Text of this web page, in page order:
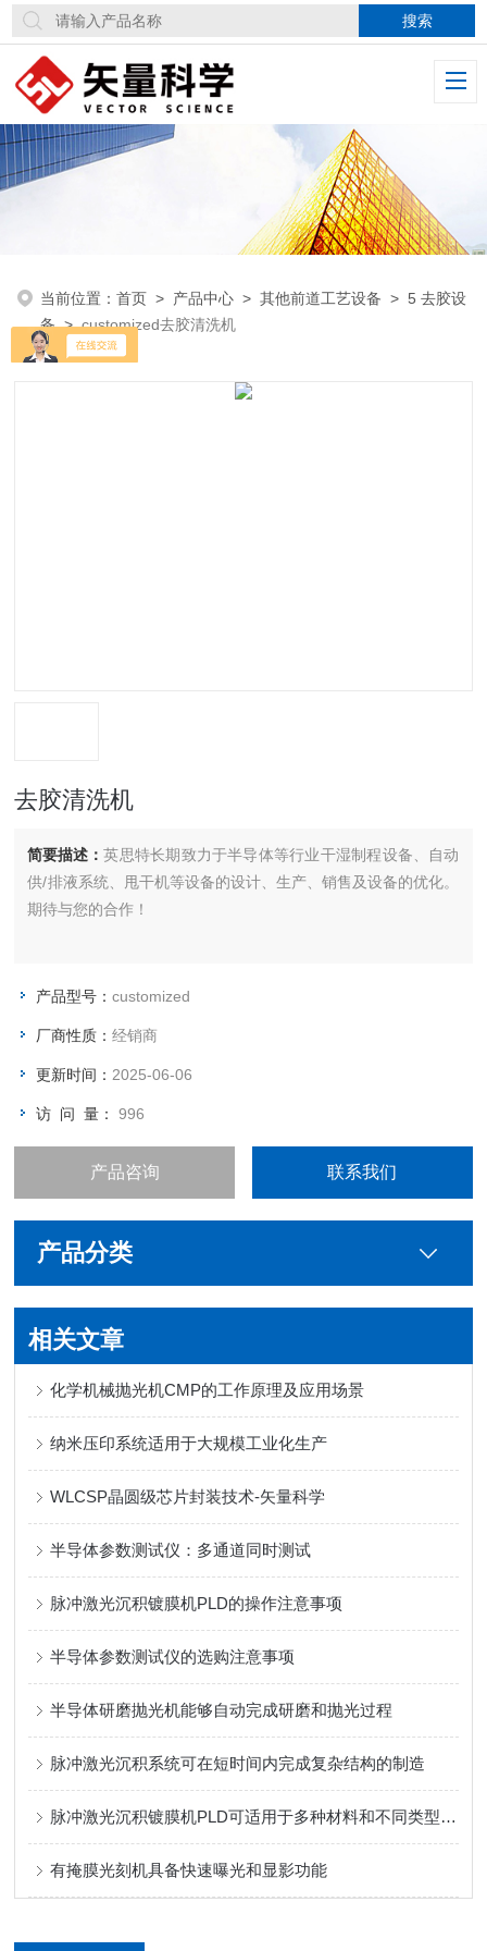
当前位置：首页 > 产品中心 >其他前道工艺设备 >5 去胶设
备>customized去胶清洗机
去胶清洗机
简要描述：英思特长期致力于半导体等行业干湿制程设备、自动
供/排液系统、甩干机等设备的设计、生产、销售及设备的优化。
期待与您的合作！
产品型号：customized
厂商性质：经销商
更新时间： 2025-06-06
访 问 量：996
产品咨询 联系我们
产品分类
相关文章
化学机械抛光机CMP的工作原理及应用场景
纳米压印系统适用于大规模工业化生产
WLCSP晶圆级芯片封装技术-矢量科学
半导体参数测试仪：多通道同时测试
脉冲激光沉积镀膜机PLD的操作注意事项
半导体参数测试仪的选购注意事项
半导体研磨抛光机能够自动完成研磨和抛光过程
脉冲激光沉积系统可在短时间内完成复杂结构的制造
脉冲激光沉积镀膜机PLD可适用于多种材料和不同类型的衬底
有掩膜光刻机具备快速曝光和显影功能